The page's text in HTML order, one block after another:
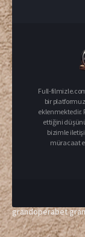
Full-
bir
eklenmektedir.
ettiğini
bizimle
müracaat
grandoperabet